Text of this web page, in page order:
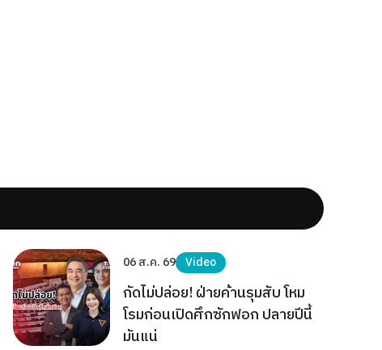
06 ส.ค. 69 Video
กัดไม่ปล่อย! ฝ่ายค้านรุมสับ โหม
โรมก่อนเปิดศึกซักฟอก ปลายปีนี้
มันแน่